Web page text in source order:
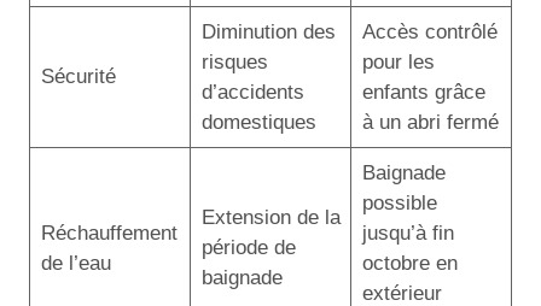
Sécurité
Diminution des
risques
d’accidents
domestiques
Accès contrôlé
pour les
enfants grâce
à un abri fermé
Réchauffement
de l’eau
Extension de la
période de
baignade
Baignade
possible
jusqu’à fin
octobre en
extérieur